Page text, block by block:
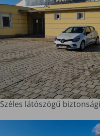
Széles látószögű